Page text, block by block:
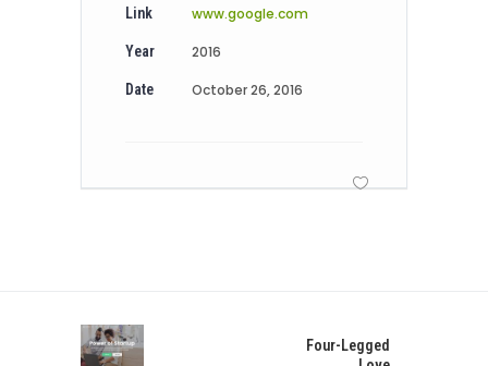
Link www.google.com
Year 2016
Date October 26, 2016
Four-Legged